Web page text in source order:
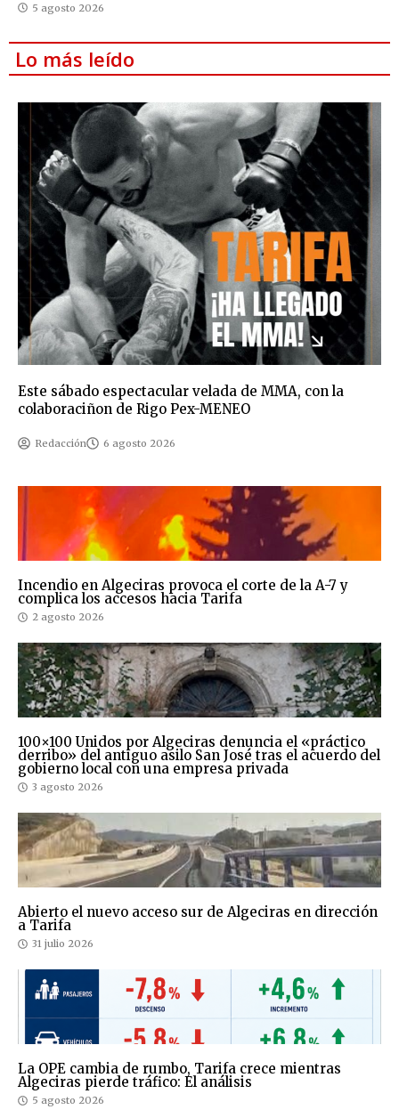
5 agosto 2026
Lo más leído
Este sábado espectacular velada de MMA, con la
colaboraciñon de Rigo Pex-MENEO
Redacción 6 agosto 2026
Incendio en Algeciras provoca el corte de la A-7 y
complica los accesos hacia Tarifa
2 agosto 2026
100×100 Unidos por Algeciras denuncia el «práctico
derribo» del antiguo asilo San José tras el acuerdo del
gobierno local con una empresa privada
3 agosto 2026
Abierto el nuevo acceso sur de Algeciras en dirección
a Tarifa
31 julio 2026
La OPE cambia de rumbo, Tarifa crece mientras
Algeciras pierde tráfico: El análisis
5 agosto 2026